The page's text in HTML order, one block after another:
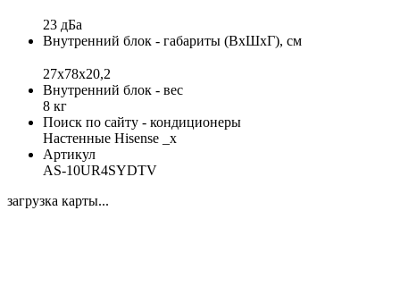
23 дБа
Внутренний блок - габариты (ВхШхГ), см
27х78х20,2
Внутренний блок - вес
8 кг
Поиск по сайту - кондиционеры
Настенные Hisense _x
Артикул
AS-10UR4SYDTV
загрузка карты...